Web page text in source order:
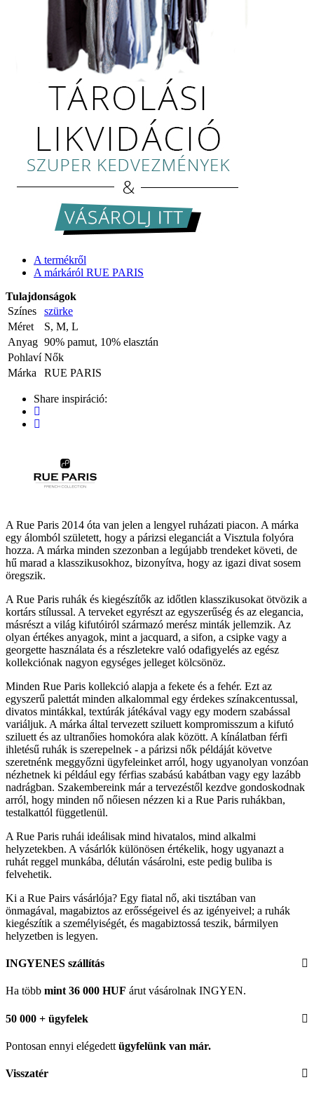
A termékről
A márkáról RUE PARIS
Tulajdonságok
Színes
szürke
Méret
S, M, L
Anyag 90% pamut, 10% elasztán
Pohlaví Nők
Márka
RUE PARIS
Share inspiráció:
A Rue Paris 2014 óta van jelen a lengyel ruházati piacon. A márka
egy álomból született, hogy a párizsi eleganciát a Visztula folyóra
hozza. A márka minden szezonban a legújabb trendeket követi, de
hű marad a klasszikusokhoz, bizonyítva, hogy az igazi divat sosem
öregszik.
A Rue Paris ruhák és kiegészítők az időtlen klasszikusokat ötvözik a
kortárs stílussal. A terveket egyrészt az egyszerűség és az elegancia,
másrészt a világ kifutóiról származó merész minták jellemzik. Az
olyan értékes anyagok, mint a jacquard, a sifon, a csipke vagy a
georgette használata és a részletekre való odafigyelés az egész
kollekciónak nagyon egységes jelleget kölcsönöz.
Minden Rue Paris kollekció alapja a fekete és a fehér. Ezt az
egyszerű palettát minden alkalommal egy érdekes színakcentussal,
divatos mintákkal, textúrák játékával vagy egy modern szabással
variáljuk. A márka által tervezett sziluett kompromisszum a kifutó
sziluett és az ultranőies homokóra alak között. A kínálatban férfi
ihletésű ruhák is szerepelnek - a párizsi nők példáját követve
szeretnénk meggyőzni ügyfeleinket arról, hogy ugyanolyan vonzóan
nézhetnek ki például egy férfias szabású kabátban vagy egy lazább
nadrágban. Szakembereink már a tervezéstől kezdve gondoskodnak
arról, hogy minden nő nőiesen nézzen ki a Rue Paris ruhákban,
testalkattól függetlenül.
A Rue Paris ruhái ideálisak mind hivatalos, mind alkalmi
helyzetekben. A vásárlók különösen értékelik, hogy ugyanazt a
ruhát reggel munkába, délután vásárolni, este pedig buliba is
felvehetik.
Ki a Rue Pairs vásárlója? Egy fiatal nő, aki tisztában van
önmagával, magabiztos az erősségeivel és az igényeivel; a ruhák
kiegészítik a személyiségét, és magabiztossá teszik, bármilyen
helyzetben is legyen.
INGYENES szállítás
Ha több mint 36 000 HUF árut vásárolnak INGYEN.
50 000 + ügyfelek
Pontosan ennyi elégedett ügyfelünk van már.
Visszatér